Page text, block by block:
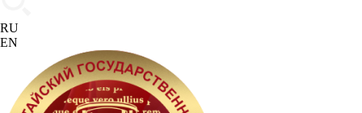
RU
EN